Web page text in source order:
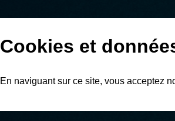
Cookies et
En naviguant sur ce site, vous acceptez